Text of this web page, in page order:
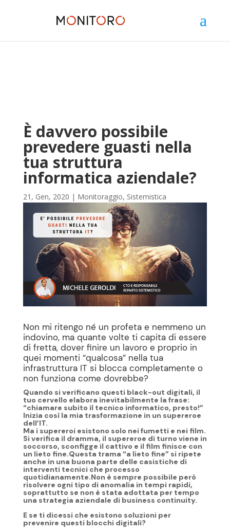
È davvero possibile
prevedere guasti nella
tua struttura
informatica aziendale?
21, Gen, 2020 | Monitoraggio, Sistemistica
Non mi ritengo né un profeta e nemmeno un
indovino, ma quante volte ti capita di essere
di fretta, dover finire un lavoro e proprio in
quei momenti “qualcosa” nella tua
infrastruttura IT si blocca completamente o
non funziona come dovrebbe?
Quando si verificano questi black-out digitali, il
tuo cervello elabora inevitabilmente la frase:
“chiamare subito il tecnico informatico, presto!”
Inizia così la mia trasformazione in un supereroe
dell’IT.
Ma i supereroi esistono solo nei fumetti e nei film.
Si verifica il dramma, il supereroe di turno viene in
soccorso, sconfigge il cattivo e il film finisce con
un lieto fine.Questa trama “a lieto fine” si ripete
anche in una buona parte delle casistiche di
interventi tecnici che processo
quotidianamente.Non è sempre possibile però
risolvere ogni tipo di anomalia in tempi rapidi,
soprattutto se non è stata adottata per tempo
una strategia aziendale di business continuity.
E se ti dicessi che esistono soluzioni per
prevenire questi blocchi digitali?